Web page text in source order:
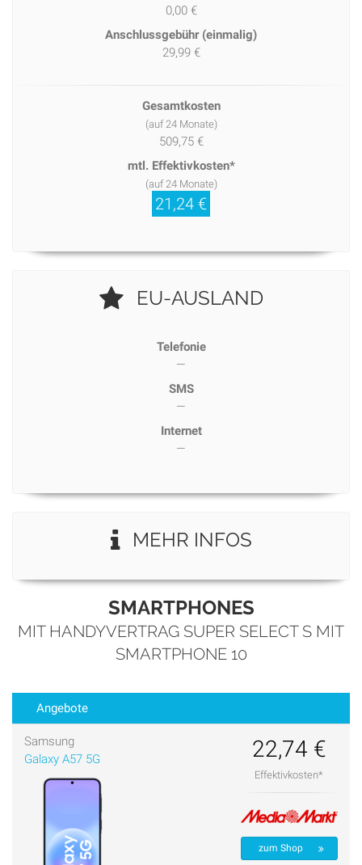
0,00 €
Anschlussgebühr (einmalig)
29,99 €
Gesamtkosten
(auf 24 Monate)
509,75 €
mtl. Effektivkosten*
(auf 24 Monate)
21,24 €
EU-AUSLAND
Telefonie
—
SMS
—
Internet
—
MEHR INFOS
SMARTPHONES
MIT HANDYVERTRAG SUPER SELECT S MIT
SMARTPHONE 10
Angebote
Samsung
Galaxy A57 5G
22,74 €
Effektivkosten*
zum Shop